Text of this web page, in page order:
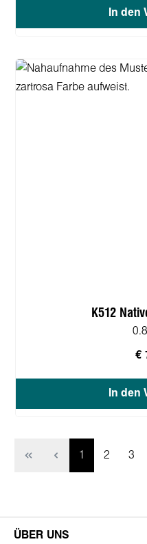
In den
K512
€
In den
Page
1 Page
2 Page
3
ÜBER UNS